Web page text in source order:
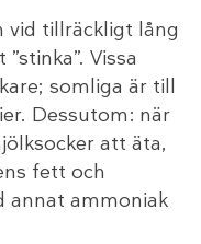
vid tillräckligt lång
Vissa
somliga är till
Dessutom: när
att äta,
fett och
annat ammoniak